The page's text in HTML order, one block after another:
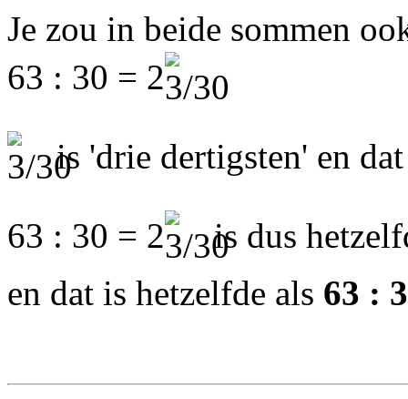
Je zou in beide sommen
63 : 30 = 2
is 'drie dertigsten' en
63 : 30 = 2
is dus
en dat is hetzelfde als 63 :